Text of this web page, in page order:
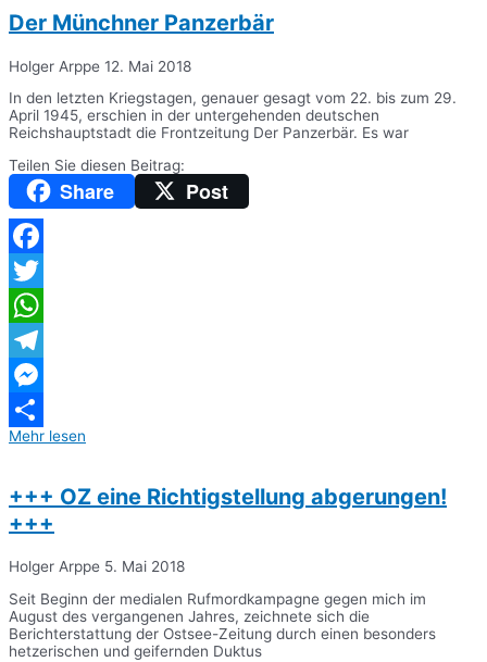
Der Münchner Panzerbär
Holger Arppe 12. Mai 2018
In den letzten Kriegstagen, genauer gesagt vom 22. bis zum 29.
April 1945, erschien in der untergehenden deutschen
Reichshauptstadt die Frontzeitung Der Panzerbär. Es war
Teilen Sie diesen Beitrag:
Share Post
Facebook
Twitter
WhatsApp
Telegram
Messenger
Teilen
Mehr lesen
+++ OZ eine Richtigstellung abgerungen!
+++
Holger Arppe 5. Mai 2018
Seit Beginn der medialen Rufmordkampagne gegen mich im
August des vergangenen Jahres, zeichnete sich die
Berichterstattung der Ostsee-Zeitung durch einen besonders
hetzerischen und geifernden Duktus